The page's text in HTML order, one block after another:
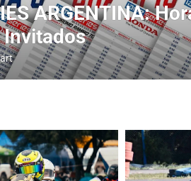
AIRES: Cerró
Baradero